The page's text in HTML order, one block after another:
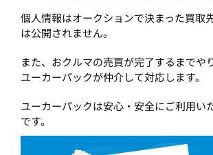
個人情報はオークションで決まった買取
は公開されません。
また、おクルマの売買が完了するまでや
ユーカーパックが仲介して対応します。
ユーカーパックは安心・安全にご利用い
です。